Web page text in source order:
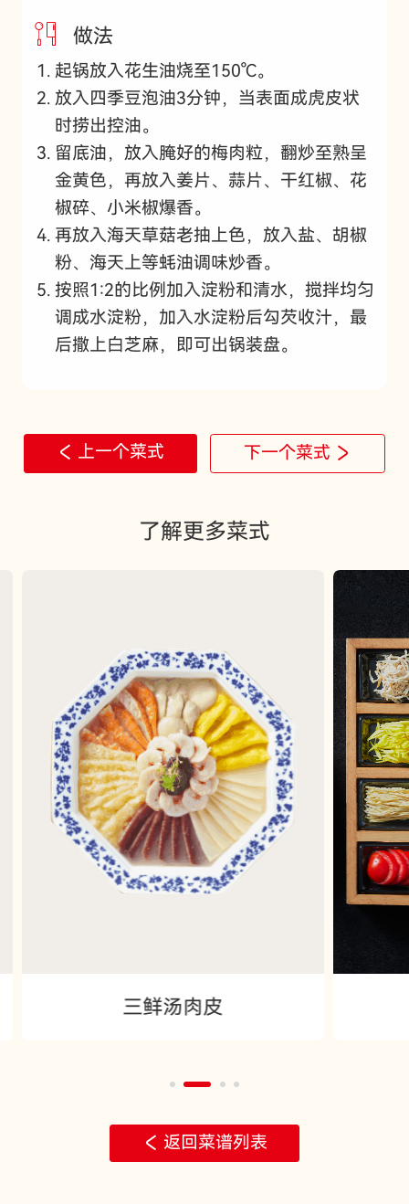
做法
起锅放入花生油烧至150℃。
放入四季豆泡油3分钟，当表面成虎皮状
时捞出控油。
留底油，放入腌好的梅肉粒，翻炒至熟呈
金黄色，再放入姜片、蒜片、干红椒、花
椒碎、小米椒爆香。
再放入海天草菇老抽上色，放入盐、胡椒
粉、海天上等蚝油调味炒香。
按照1:2的比例加入淀粉和清水，搅拌均匀
调成水淀粉，加入水淀粉后勾芡收汁，最
后撒上白芝麻，即可出锅装盘。
上一个菜式 下一个菜式
了解更多菜式
茴香过桥米线
返回菜谱列表